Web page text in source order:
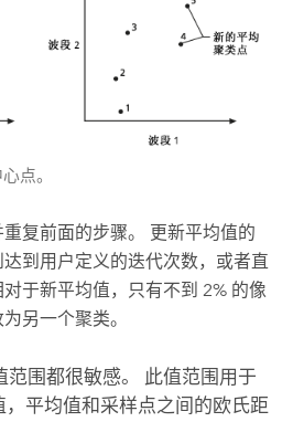
点。
复前面的步骤。 更新平均值的
到用户定义的迭代次数，或者直
于新平均值，只有不到 2% 的像
另一个聚类。
范围都很敏感。 此值范围用于
，平均值和采样点之间的欧氏距